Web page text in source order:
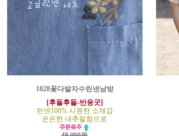
1828꽃다발자수린넨남방
[후들후들-반응굿]
린넨100% 시원한 소재감
은은한 내추럴함으로